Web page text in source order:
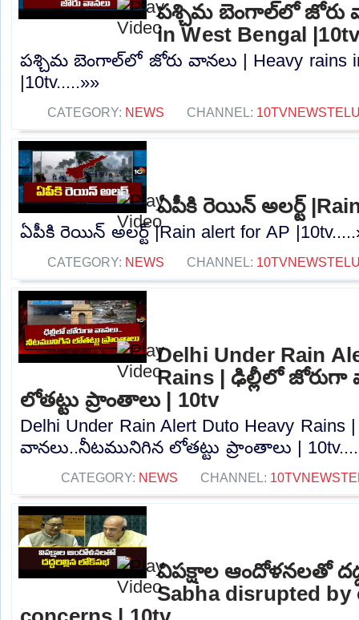
పశ్చిమ బెంగాల్‌లో జోరు
in West Bengal
పశ్చిమ బెంగాల్‌లో జోరు వానలు | Heavy rains
|10tv.....»»
CATEGORY: NEWS CHANNEL:
ఏపీకి రెయిన్ అలర్ట్
ఏపీకి రెయిన్ అలర్ట్ |Rain alert for AP
CATEGORY: NEWS CHANNEL:
Delhi Under Rain
Rains | ఢిల్లీలో
లోతట్టు ప్రాంతాలు | 10tv
Delhi Under Rain Alert Duto Heavy
వానలు..నీటమునిగిన లోతట్టు ప్రాంతాలు |
CATEGORY: NEWS CHANNEL:
విపక్షాల ఆందోళనలతో
Sabha disrupted